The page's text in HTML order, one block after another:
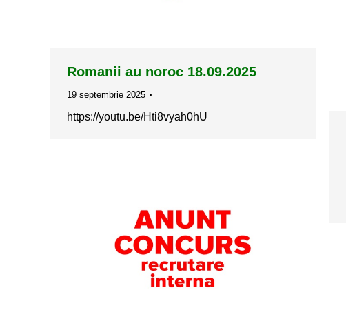
Romanii au noroc 18.09.2025
19 septembrie 2025
https://youtu.be/Hti8vyah0hU